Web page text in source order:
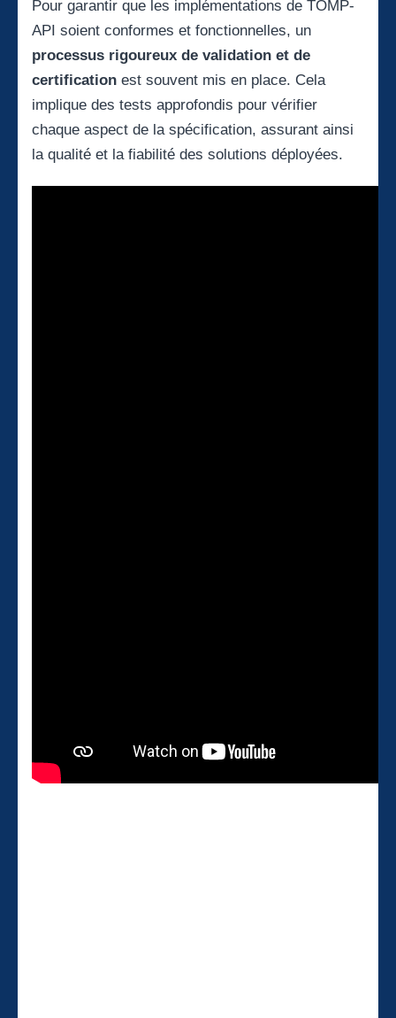
Pour garantir que les implémentations de TOMP-
API soient conformes et fonctionnelles, un
processus rigoureux de validation et de
certification est souvent mis en place. Cela
implique des tests approfondis pour vérifier
chaque aspect de la spécification, assurant ainsi
la qualité et la fiabilité des solutions déployées.